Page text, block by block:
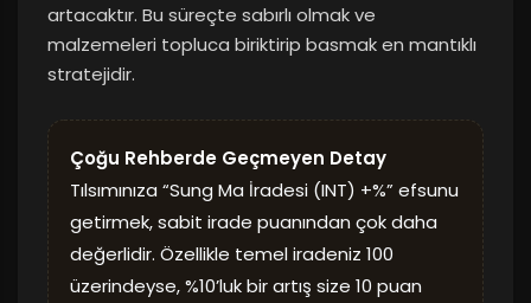
artacaktır. Bu süreçte sabırlı olmak ve
malzemeleri topluca biriktirip basmak en mantıklı
stratejidir.
Çoğu Rehberde Geçmeyen Detay
Tılsımınıza “Sung Ma İradesi (INT) +%” efsunu
getirmek, sabit irade puanından çok daha
değerlidir. Özellikle temel iradeniz 100
üzerindeyse, %10’luk bir artış size 10 puan